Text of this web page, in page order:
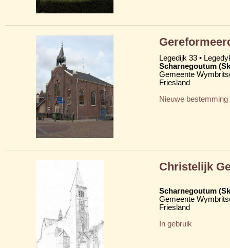
Legedijk 33 •
Scharnegoutum
Gemeente
Friesland
Nieuwe bestemming
Christelijk
Scharnegoutum
Gemeente
Friesland
In gebruik